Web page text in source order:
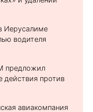
Иерусалиме
водителя
предложил
действия против
авиакомпания